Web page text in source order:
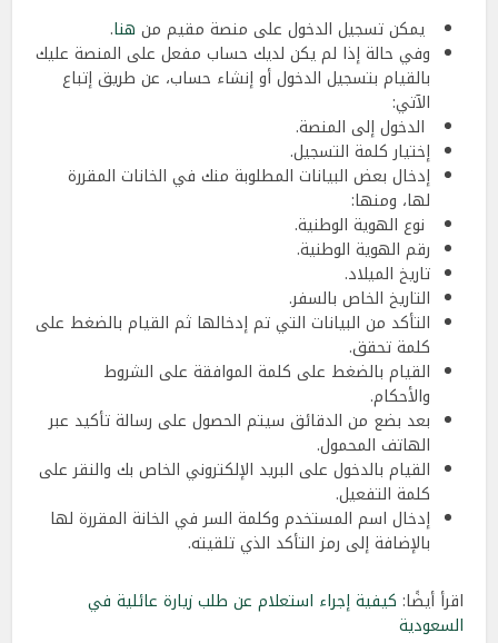
يمكن تسجيل الدخول على منصة مقيم من هنا.
وفي حالة إذا لم يكن لديك حساب مفعل على المنصة عليك
بالقيام بتسجيل الدخول أو إنشاء حساب، عن طريق إتباع
الآتي:
الدخول إلى المنصة.
إختيار كلمة التسجيل.
إدخال بعض البيانات المطلوبة منك في الخانات المقررة
لها، ومنها:
نوع الهوية الوطنية.
رقم الهوية الوطنية.
تاريخ الميلاد.
التاريخ الخاص بالسفر.
التأكد من البيانات التي تم إدخالها ثم القيام بالضغط على
كلمة تحقق.
القيام بالضغط على كلمة الموافقة على الشروط
والأحكام.
بعد بضع من الدقائق سيتم الحصول على رسالة تأكيد عبر
الهاتف المحمول.
القيام بالدخول على البريد الإلكتروني الخاص بك والنقر على
كلمة التفعيل.
إدخال اسم المستخدم وكلمة السر في الخانة المقررة لها
بالإضافة إلى رمز التأكد الذي تلقيته.
اقرأ أيضًا: كيفية إجراء استعلام عن طلب زيارة عائلية في
السعودية